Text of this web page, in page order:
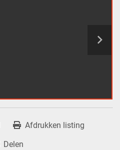
Afdrukken listing
Delen